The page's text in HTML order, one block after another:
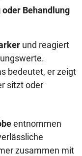
Behandlung
und reagiert
bedeutet, er zeigt
sitzt oder
entnommen
zusammen mit